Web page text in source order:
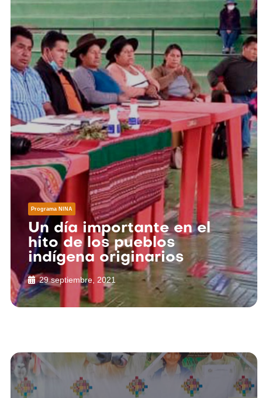
Programa NINA
Un día importante en el
hito de los pueblos
indígena originarios
29 septiembre, 2021
PáginaPáginaPáginaPáginaPáginaPáginaPáginaPágina
PáginaPáginaPáginaPáginaPáginaPáginaPágina
PáginaPáginaPáginaPáginaPáginaPágina